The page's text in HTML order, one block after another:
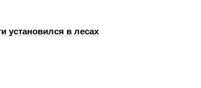
установился в лесах